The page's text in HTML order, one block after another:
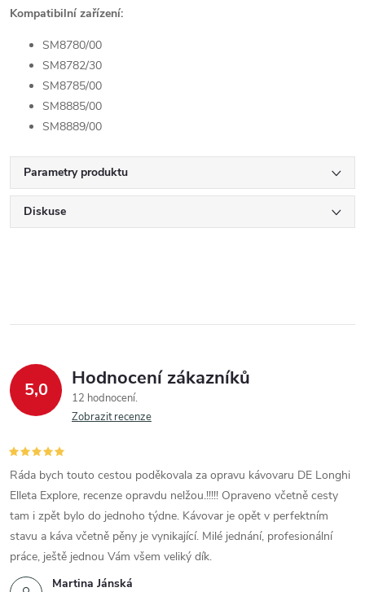
Kompatibilní zařízení:
SM8780/00
SM8782/30
SM8785/00
SM8885/00
SM8889/00
Parametry produktu
Diskuse
5,0 Hodnocení zákazníků
12 hodnocení
Zobrazit recenze
Martina Jánská
Ráda bych touto cestou poděkovala za opravu kávovaru DE Longhi
Elleta Explore, recenze opravdu nelžou.!!!!! Opraveno včetně cesty
tam i zpět bylo do jednoho týdne. Kávovar je opět v perfektním
stavu a káva včetně pěny je vynikající. Milé jednání, profesionální
práce, ještě jednou Vám všem veliký dík.